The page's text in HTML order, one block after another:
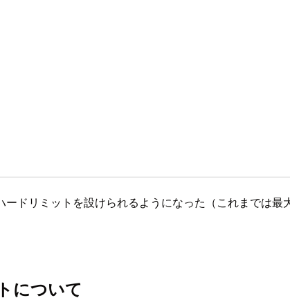
ドリミットを設けられるようになった（これまでは最
について